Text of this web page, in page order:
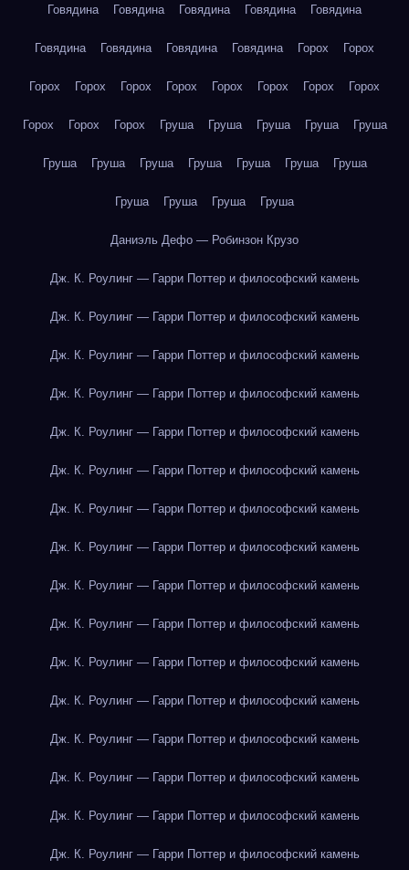
Говядина Говядина Говядина Говядина Говядина
Говядина Говядина Говядина Говядина Горох Горох
Горох Горох Горох Горох Горох Горох Горох Горох
Горох Горох Горох Груша Груша Груша Груша Груша
Груша Груша Груша Груша Груша Груша Груша
Груша Груша Груша Груша
Даниэль Дефо — Робинзон Крузо
Дж. К. Роулинг — Гарри Поттер и философский камень
Дж. К. Роулинг — Гарри Поттер и философский камень
Дж. К. Роулинг — Гарри Поттер и философский камень
Дж. К. Роулинг — Гарри Поттер и философский камень
Дж. К. Роулинг — Гарри Поттер и философский камень
Дж. К. Роулинг — Гарри Поттер и философский камень
Дж. К. Роулинг — Гарри Поттер и философский камень
Дж. К. Роулинг — Гарри Поттер и философский камень
Дж. К. Роулинг — Гарри Поттер и философский камень
Дж. К. Роулинг — Гарри Поттер и философский камень
Дж. К. Роулинг — Гарри Поттер и философский камень
Дж. К. Роулинг — Гарри Поттер и философский камень
Дж. К. Роулинг — Гарри Поттер и философский камень
Дж. К. Роулинг — Гарри Поттер и философский камень
Дж. К. Роулинг — Гарри Поттер и философский камень
Дж. К. Роулинг — Гарри Поттер и философский камень